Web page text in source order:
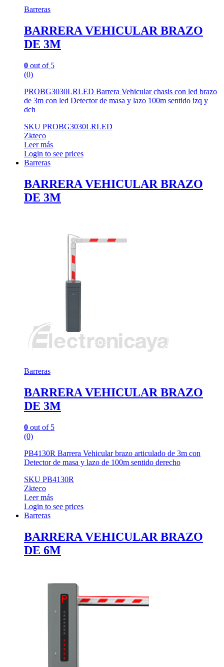
Barreras
BARRERA VEHICULAR BRAZO
DE 3M
0 out of 5
(0)
PROBG3030LRLED Barrera Vehicular chasis con led brazo
de 3m con led Detector de masa y lazo 100m sentido izq y
dch
SKU PROBG3030LRLED
Zkteco
Leer más
Login to see prices
Barreras
BARRERA VEHICULAR BRAZO
DE 3M
Barreras
BARRERA VEHICULAR BRAZO
DE 3M
0 out of 5
(0)
PB4130R Barrera Vehicular brazo articulado de 3m con
Detector de masa y lazo de 100m sentido derecho
SKU PB4130R
Zkteco
Leer más
Login to see prices
Barreras
BARRERA VEHICULAR BRAZO
DE 6M